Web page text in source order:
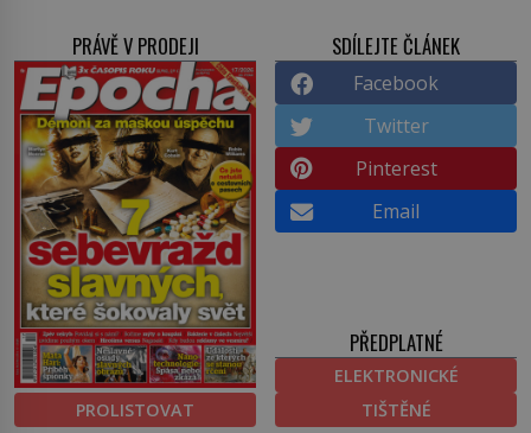
PRÁVĚ V PRODEJI
PROLISTOVAT
SDÍLEJTE ČLÁNEK
Facebook
Twitter
Pinterest
Email
PŘEDPLATNÉ
ELEKTRONICKÉ
TIŠTĚNÉ